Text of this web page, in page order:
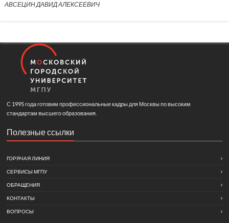
АВСЕЦИН ДАВИД АЛЕКСЕЕВИЧ
С 1995 года готовим профессиональные кадры для Москвы по высоким
стандартам высшего образования.
Полезные ссылки
ГОРЯЧАЯ ЛИНИЯ
СЕРВИСЫ МГПУ
ОБРАЩЕНИЯ
КОНТАКТЫ
ВОПРОСЫ